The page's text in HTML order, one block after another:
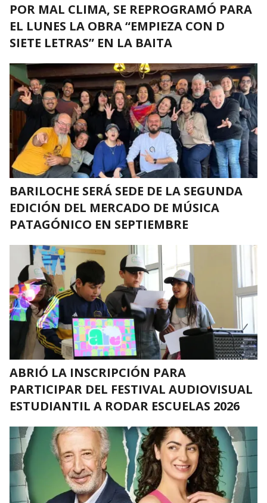
POR MAL CLIMA, SE REPROGRAMÓ PARA
EL LUNES LA OBRA “EMPIEZA CON D
SIETE LETRAS” EN LA BAITA
BARILOCHE SERÁ SEDE DE LA SEGUNDA
EDICIÓN DEL MERCADO DE MÚSICA
PATAGÓNICO EN SEPTIEMBRE
ABRIÓ LA INSCRIPCIÓN PARA
PARTICIPAR DEL FESTIVAL AUDIOVISUAL
ESTUDIANTIL A RODAR ESCUELAS 2026